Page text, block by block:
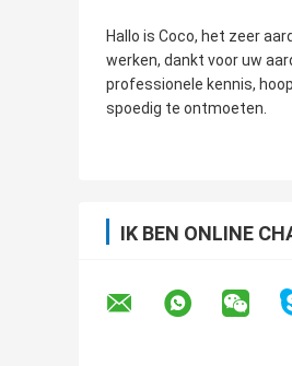
Hallo is Coco, het zeer
werken, dankt voor uw
professionele kennis,
spoedig te ontmoeten.
IK BEN ONLINE